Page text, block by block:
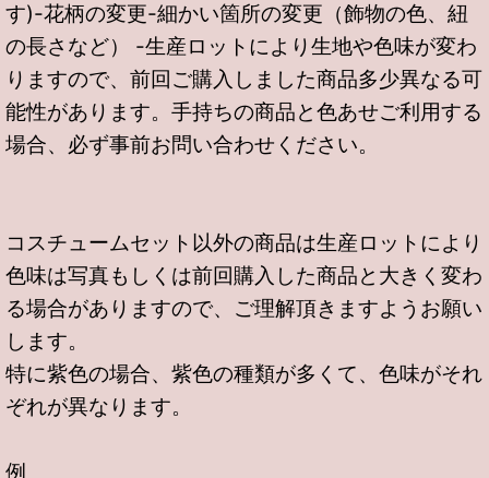
す)-花柄の変更-細かい箇所の変更（飾物の色、紐
の長さなど） -生産ロットにより生地や色味が変わ
りますので、前回ご購入しました商品多少異なる可
能性があります。手持ちの商品と色あせご利用する
場合、必ず事前お問い合わせください。
コスチュームセット以外の商品は生産ロットにより
色味は写真もしくは前回購入した商品と大きく変わ
る場合がありますので、ご理解頂きますようお願い
します。
特に紫色の場合、紫色の種類が多くて、色味がそれ
ぞれが異なります。
例